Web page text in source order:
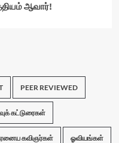
ஆவார்!
PEER REVIEWED
கட்டுரைகள்
கவிஞர்கள் ஓவியங்கள்